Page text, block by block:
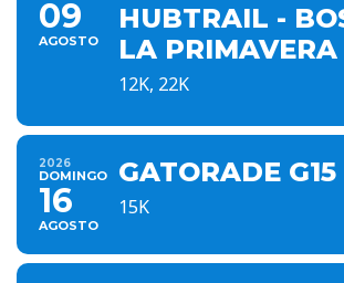
09
AGOSTO
HUBTRAIL -
LA PRIMAVERA
12K, 22K
2026
DOMINGO
16
AGOSTO
GATORADE G15
15K